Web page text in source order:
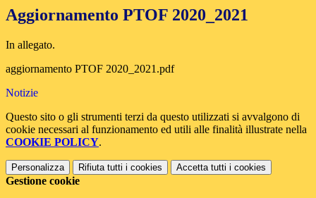
Aggiornamento PTOF 2020_2021
In allegato.
aggiornamento PTOF 2020_2021.pdf
Notizie
Questo sito o gli strumenti terzi da questo utilizzati si avvalgono di
cookie necessari al funzionamento ed utili alle finalità illustrate nella
COOKIE POLICY.
Personalizza Rifiuta tutti i cookies Accetta tutti i cookies
Gestione cookie